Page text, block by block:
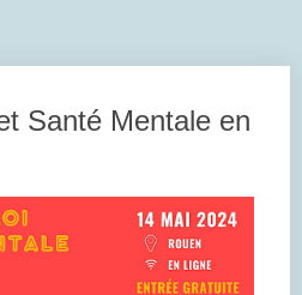
Santé Mentale en